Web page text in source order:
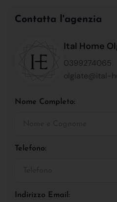
Contatta l'agenzia
Ital Home
0399274065
olgiate@ital-
Nome Completo:
Telefono:
Indirizzo Email: